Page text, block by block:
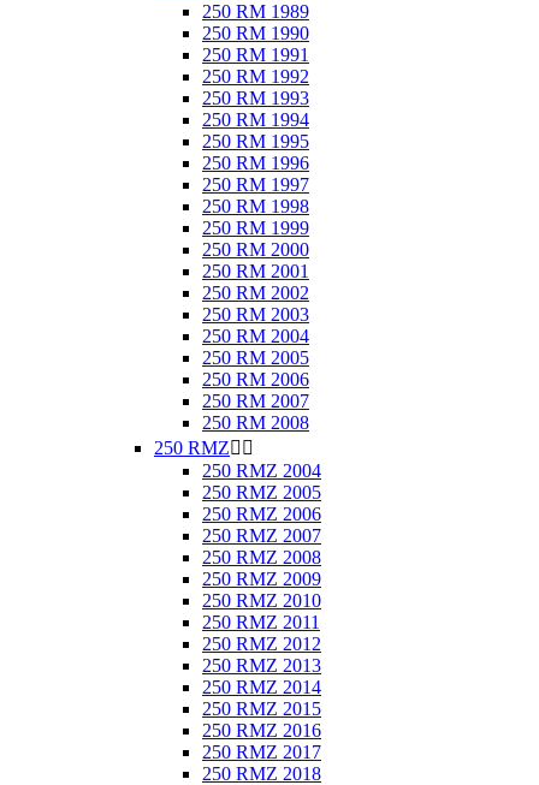
250 RM 1989
250 RM 1990
250 RM 1991
250 RM 1992
250 RM 1993
250 RM 1994
250 RM 1995
250 RM 1996
250 RM 1997
250 RM 1998
250 RM 1999
250 RM 2000
250 RM 2001
250 RM 2002
250 RM 2003
250 RM 2004
250 RM 2005
250 RM 2006
250 RM 2007
250 RM 2008
250 RMZ 
250 RMZ 2004
250 RMZ 2005
250 RMZ 2006
250 RMZ 2007
250 RMZ 2008
250 RMZ 2009
250 RMZ 2010
250 RMZ 2011
250 RMZ 2012
250 RMZ 2013
250 RMZ 2014
250 RMZ 2015
250 RMZ 2016
250 RMZ 2017
250 RMZ 2018